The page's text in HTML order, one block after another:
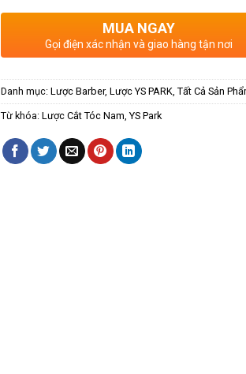
MUA NGAY
Gọi điện xác nhận và giao hàng tận nơi
Danh mục: Lược Barber, Lược YS PARK, Tất Cả Sản
Từ khóa: Lược Cắt Tóc Nam, YS Park